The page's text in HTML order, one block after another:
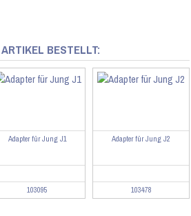
BESTELLT:
Adapter für Jung J1
103095
Adapter für Jung J2
103478